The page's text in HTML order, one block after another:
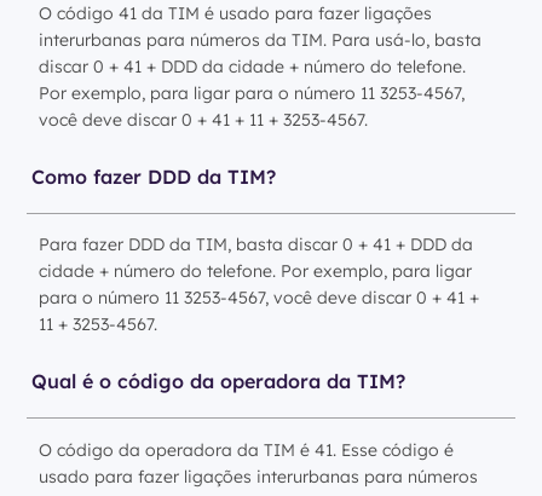
O código 41 da TIM é usado para fazer ligações
interurbanas para números da TIM. Para usá-lo, basta
discar 0 + 41 + DDD da cidade + número do telefone.
Por exemplo, para ligar para o número 11 3253-4567,
você deve discar 0 + 41 + 11 + 3253-4567.
Como fazer DDD da TIM?
Para fazer DDD da TIM, basta discar 0 + 41 + DDD da
cidade + número do telefone. Por exemplo, para ligar
para o número 11 3253-4567, você deve discar 0 + 41 +
11 + 3253-4567.
Qual é o código da operadora da TIM?
O código da operadora da TIM é 41. Esse código é
usado para fazer ligações interurbanas para números